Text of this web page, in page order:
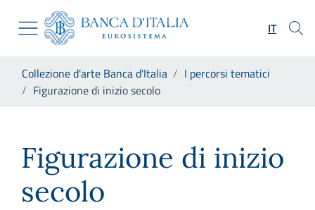
Skip to Main Content
Vai al sito istituzionale
Vai al menu di navigazione
Vai alla ricerca
Vai al footer
IT
Collezione d'arte Banca d'Italia
I percorsi tematici
Figurazione di inizio secolo
Figurazione di inizio
secolo